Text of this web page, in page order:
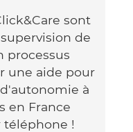
sont
de
processus
une aide pour
à
en France
téléphone !